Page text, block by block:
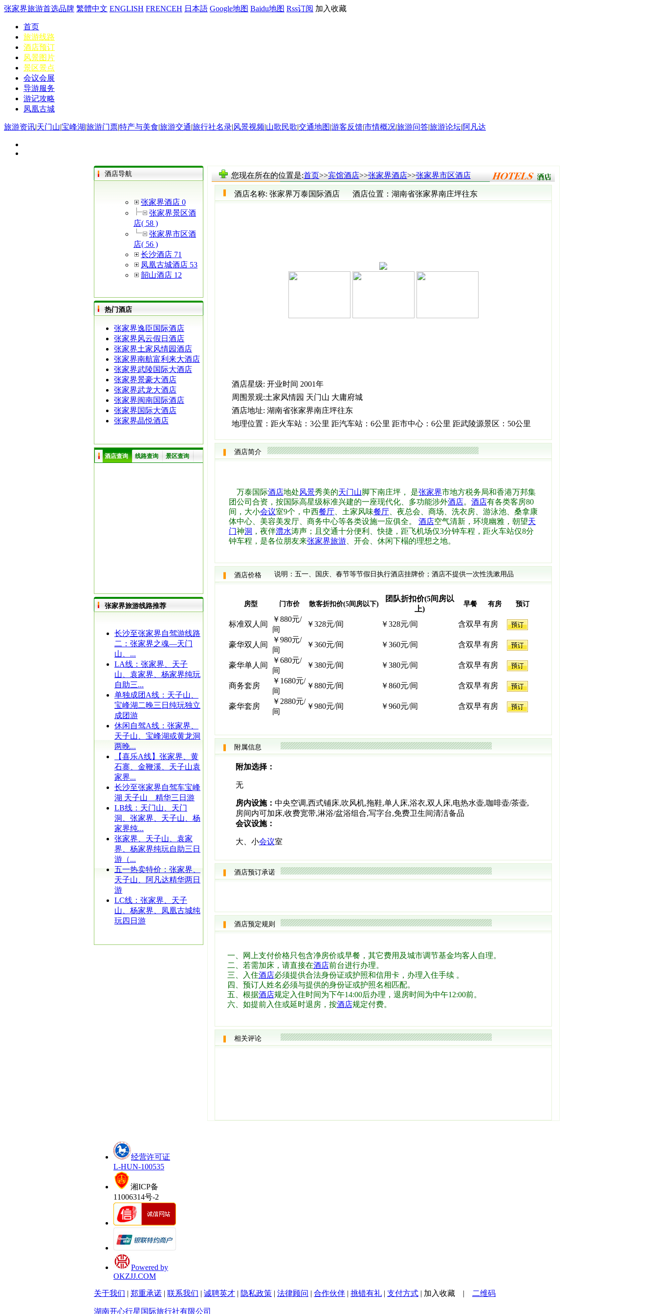
张家界旅游首选品牌 繁體中文 ENGLISH FRENCEH 日本語 Google地图 Baidu地图 Rss订阅 加入收藏
首页
旅游线路
酒店预订
风景图片
景区景点
会议会展
导游服务
游记攻略
凤凰古城
旅游资讯|天门山|宝峰湖|旅游门票|特产与美食|旅游交通|旅行社名录|风景视频|山歌民歌|交通地图|游客反馈|市情概况|旅游问答|旅游论坛|阿凡达
酒店导航
张家界酒店 0
张家界景区酒
店( 58 )
张家界市区酒
店( 56 )
长沙酒店 71
凤凰古城酒店 53
韶山酒店 12
热门酒店
张家界逸臣国际酒店
张家界风云假日酒店
张家界土家风情园酒店
张家界南航富利来大酒店
张家界武陵国际大酒店
张家界景豪大酒店
张家界武龙大酒店
张家界闽南国际酒店
张家界国际大酒店
张家界晶悦酒店
酒店查询 线路查询 景区查询
张家界旅游线路推荐
长沙至张家界自驾游线路
二：张家界之魂—天门
山、...
LA线：张家界、天子
山、袁家界、杨家界纯玩
自助三...
单独成团A线：天子山、
宝峰湖二晚三日纯玩独立
成团游
休闲自驾A线：张家界、
天子山、宝峰湖或黄龙洞
两晚...
【喜乐A线】张家界、黄
石寨、金鞭溪、天子山袁
家界...
长沙至张家界自驾车宝峰
湖 天子山 精华三日游
LB线：天门山、天门
洞、张家界、天子山、杨
家界纯...
张家界、天子山、袁家
界、杨家界纯玩自助三日
游（...
五一热卖特价：张家界、
天子山、阿凡达精华两日
游
LC线：张家界、天子
山、杨家界、凤凰古城纯
玩四日游
您现在所在的位置是:首页>>宾馆酒店>>张家界酒店>>张家界市区酒店
酒店名称: 张家界万泰国际酒店 酒店位置： 湖南省张家界南庄坪往东
酒店星级: 开业时间 2001年
周围景观:土家风情园 天门山 大庸府城
酒店地址: 湖南省张家界南庄坪往东
地理位置： 距火车站：3公里 距汽车站：6公里 距市中心：6公里 距武陵源景区：50公里
酒店简介
万泰国际酒店地处风景秀美的天门山脚下南庄坪， 是张家界市地方税务局和香港万邦集
团公司合资，按国际高星级标准兴建的一座现代化、多功能涉外酒店。 酒店有各类客房80
间，大小会议室9个，中西餐厅 、土家风味餐厅 、夜总会、商场、洗衣房、游泳池、桑拿康
体中心、美容美发厅、商务中心等各类设施一应俱全。 酒店空气清新，环境幽雅，朝望天
门神洞 ，夜伴澧水涛声；且交通十分便利、快捷，距飞机场仅3分钟车程，距火车站仅8分
钟车程，是各位朋友来张家界旅游 、开会、休闲下榻的理想之地。
酒店价格 说明：五一、国庆、春节等节假日执行酒店挂牌价；酒店不提供一次性洗漱用品
房型 门市价 散客折扣价(5间房以下)
团队折扣价(5间房以
上)
早餐 有房 预订
标准双人间
￥880元/
间
￥328元/间 ￥328元/间 含双早有房
豪华双人间
￥980元/
间
￥360元/间 ￥360元/间 含双早有房
豪华单人间
￥680元/
间
￥380元/间 ￥380元/间 含双早有房
商务套房
￥1680元/
间
￥880元/间 ￥860元/间 含双早有房
豪华套房
￥2880元/
间
￥980元/间 ￥960元/间 含双早有房
附属信息
附加选择：
无
房内设施： 中央空调,西式铺床,吹风机,拖鞋,单人床,浴衣,双人床,电热水壶,咖啡壶/茶壶,
房间内可加床,收费宽带,淋浴/盆浴组合,写字台,免费卫生间清洁备品
会议设施：
大、小会议室
酒店预订承诺
酒店预定规则
一、网上支付价格只包含净房价或早餐，其它费用及城市调节基金均客人自理。
二、若需加床，请直接在酒店前台进行办理。
三、入住酒店必须提供合法身份证或护照和信用卡，办理入住手续 。
四、预订人姓名必须与提供的身份证或护照名相匹配。
五、根据酒店规定入住时间为下午14:00后办理，退房时间为中午12:00前。
六、如提前入住或延时退房，按酒店规定付费。
相关评论
经营许可证
L-HUN-100535
湘ICP备
11006314号-2
Powered by
OKZJJ.COM
关于我们 | 郑重承诺 | 联系我们 | 诚聘英才 | 隐私政策 | 法律顾问 | 合作伙伴 | 挑错有礼 | 支付方式 | 加入收藏 | 二维码
湖南开心行星国际旅行社有限公司